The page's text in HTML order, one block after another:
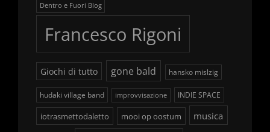
Dentro e Fuori Blog
Francesco Rigoni
Giochi di tutto gone bald hansko mislzig
hudaki village band improvvisazione INDIE SPACE
iotrasmettodaletto mooi op oostum musica